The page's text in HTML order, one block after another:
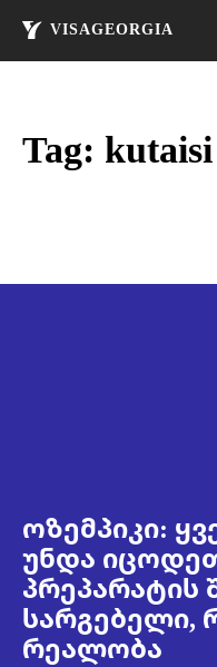
VISAGEORGIA
Tag:
ოზემპიკი:
უნდა
პრეპარატის
სარგებელი,
რეალობა